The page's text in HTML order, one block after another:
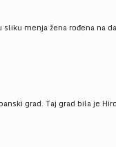
menja žena rođena na
grad. Taj grad bila je